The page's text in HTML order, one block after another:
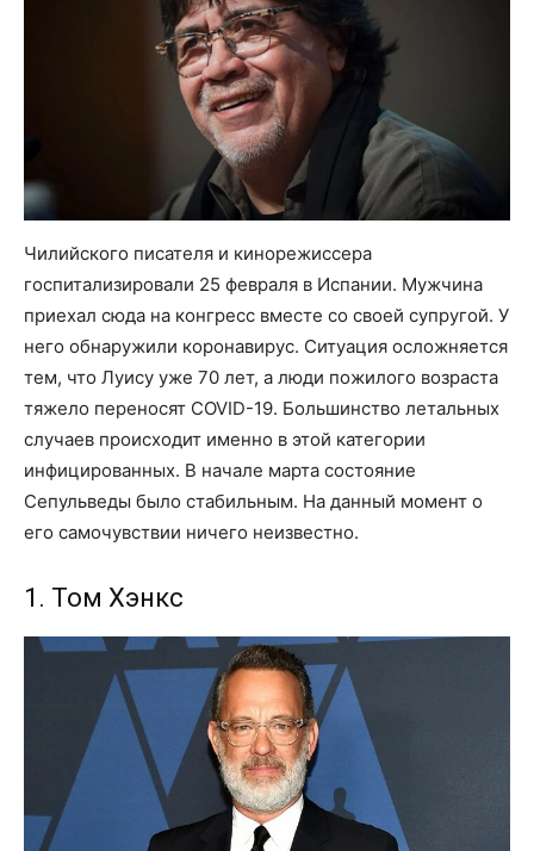
Чилийского писателя и кинорежиссера
госпитализировали 25 февраля в Испании. Мужчина
приехал сюда на конгресс вместе со своей супругой. У
него обнаружили коронавирус. Ситуация осложняется
тем, что Луису уже 70 лет, а люди пожилого возраста
тяжело переносят COVID-19. Большинство летальных
случаев происходит именно в этой категории
инфицированных. В начале марта состояние
Сепульведы было стабильным. На данный момент о
его самочувствии ничего неизвестно.
1. Том Хэнкс